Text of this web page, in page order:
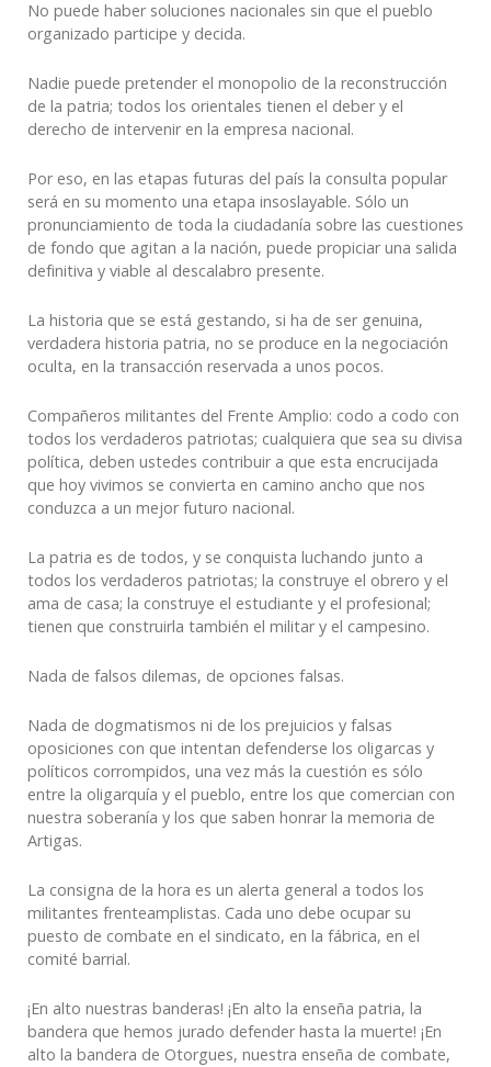
No puede haber soluciones nacionales sin que el pueblo
organizado participe y decida.
Nadie puede pretender el monopolio de la reconstrucción
de la patria; todos los orientales tienen el deber y el
derecho de intervenir en la empresa nacional.
Por eso, en las etapas futuras del país la consulta popular
será en su momento una etapa insoslayable. Sólo un
pronunciamiento de toda la ciudadanía sobre las cuestiones
de fondo que agitan a la nación, puede propiciar una salida
definitiva y viable al descalabro presente.
La historia que se está gestando, si ha de ser genuina,
verdadera historia patria, no se produce en la negociación
oculta, en la transacción reservada a unos pocos.
Compañeros militantes del Frente Amplio: codo a codo con
todos los verdaderos patriotas; cualquiera que sea su divisa
política, deben ustedes contribuir a que esta encrucijada
que hoy vivimos se convierta en camino ancho que nos
conduzca a un mejor futuro nacional.
La patria es de todos, y se conquista luchando junto a
todos los verdaderos patriotas; la construye el obrero y el
ama de casa; la construye el estudiante y el profesional;
tienen que construirla también el militar y el campesino.
Nada de falsos dilemas, de opciones falsas.
Nada de dogmatismos ni de los prejuicios y falsas
oposiciones con que intentan defenderse los oligarcas y
políticos corrompidos, una vez más la cuestión es sólo
entre la oligarquía y el pueblo, entre los que comercian con
nuestra soberanía y los que saben honrar la memoria de
Artigas.
La consigna de la hora es un alerta general a todos los
militantes frenteamplistas. Cada uno debe ocupar su
puesto de combate en el sindicato, en la fábrica, en el
comité barrial.
¡En alto nuestras banderas! ¡En alto la enseña patria, la
bandera que hemos jurado defender hasta la muerte! ¡En
alto la bandera de Otorgues, nuestra enseña de combate,